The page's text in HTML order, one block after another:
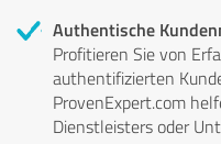
Authentische
Profitieren Sie von
authentifizierten
ProvenExpert.com
Dienstleisters oder